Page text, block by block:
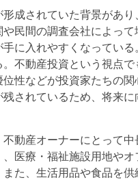
成されていた背景があ
民間の調査会社によっ
に入れやすくなってい
不動産投資という視点で
性などが投資家たちの
されているため、将来
動産オーナーにとって
医療・福祉施設用地や
た、生活用品や食品を